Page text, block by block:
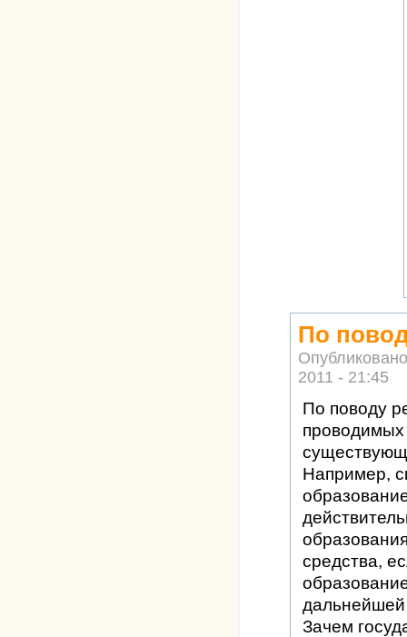
По
2011 - 21:45
По поводу
Например,
средства,
дальнейшей
Зачем